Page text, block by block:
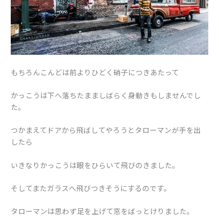
もちろんこんどは前よりひどく硝子につきあたって
かっこうは下へ落ちたまましばらく身動きもしませんでし
た。
つかまえてドアから飛ばしてやろうとタローマンが手を出
したら
いきなりかっこうは眼をひらいて飛びのきました。
そしてまたガラスへ飛びつきそうにするのです。
タローマンは思わず足を上げて窓をばっとけりました。